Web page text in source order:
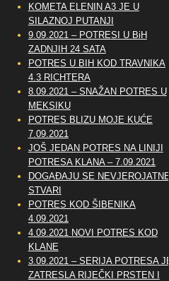
KOMETA ELENIN A3 JE U
SILAZNOJ PUTANJI
9.09.2021 – POTRESI U BiH
ZADNJIH 24 SATA
POTRES U BIH KOD TRAVNIKA
4.3 RICHTERA
8.09.2021 – SNAŽAN POTRES U
MEKSIKU
POTRES BLIZU MOJE KUĆE
7.09.2021
JOŠ JEDAN POTRES NA LINIJI
POTRESA KLANA – 7.09.2021
DOGAĐAJU SE NEVJEROJATNE
STVARI
POTRES KOD ŠIBENIKA
4.09.2021
4.09.2021 NOVI POTRES KOD
KLANE
3.09.2021 – SERIJA POTRESA JE
ZATRESLA RIJEČKI PRSTEN I